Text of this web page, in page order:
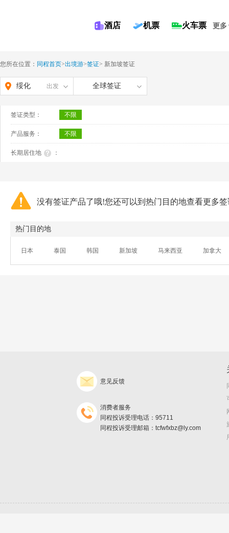
酒店 机票 火车票 更多
您所在位置： 同程首页>出境游>签证> 新加坡签证
绥化 出发 全球签证
签证类型： 不限
产品服务： 不限
长期居住地 ：
没有签证产品了哦!您还可以到热门目的地查看更多
热门目的地
日本 泰国 韩国 新加坡 马来西亚 加拿大
意见反馈
消费者服务
同程投诉受理电话：95711
同程投诉受理邮箱：tcfwfxbz@ly.com